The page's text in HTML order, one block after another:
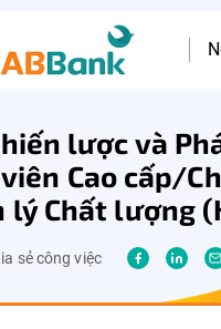
lược và
Cao cấp/
lý Chất lượng
sẻ công việc